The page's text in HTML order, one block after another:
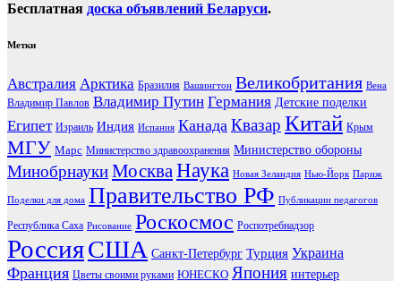
Бесплатная доска объявлений Беларуси.
Метки
Австралия Арктика Бразилия Вашингтон Великобритания Вена
Владимир Павлов Владимир Путин Германия Детские поделки
Египет Израиль Индия Испания Канада Квазар Китай Крым
МГУ Марс Министерство здравоохранения Министерство обороны
МинобрнаукиМоскваНаука Новая Зеландия Нью-Йорк Париж
Поделки для дома Правительство РФ Публикации педагогов
Республика Саха Рисование Роскосмос Роспотребнадзор
РоссияСША Санкт-Петербург Турция Украина
Франция Цветы своими руками ЮНЕСКО Япония интерьер